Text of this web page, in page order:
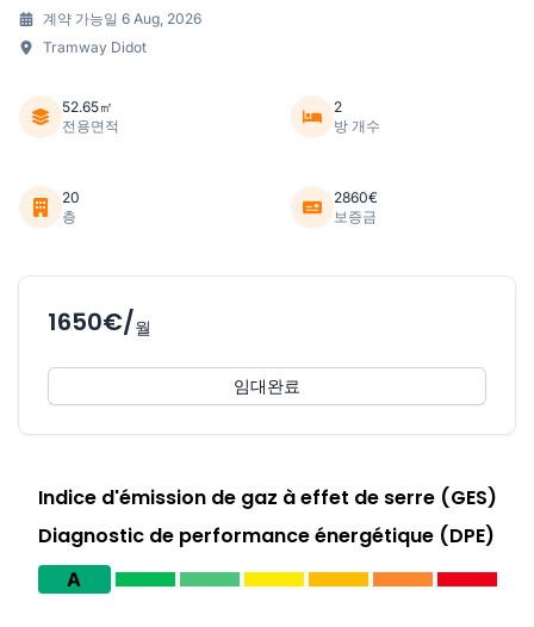
계약 가능일 6 Aug, 2026
Tramway Didot
52.65㎡
전용면적
2
방 개수
20
층
2860€
보증금
1650€/월
임대완료
Indice d'émission de gaz à effet de serre (GES)
Diagnostic de performance énergétique (DPE)
A